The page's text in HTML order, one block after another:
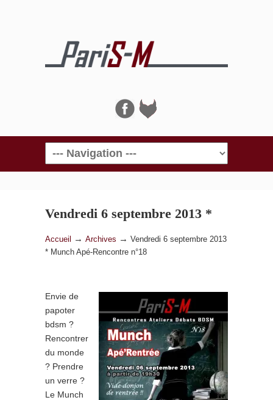
Navigation
Vendredi 6 septembre 2013 *
Munch Apé-Rencontre n°18
Accueil → Archives → Vendredi 6 septembre 2013
* Munch Apé-Rencontre n°18
Envie de
papoter
bdsm ?
Rencontrer
du monde
? Prendre
un verre ?
Le Munch